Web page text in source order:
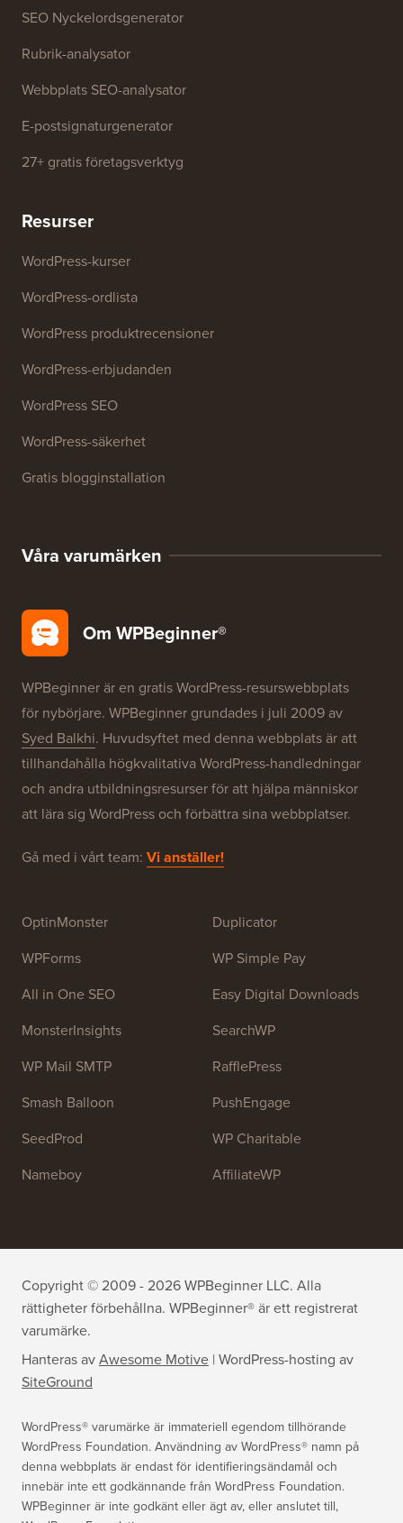
SEO Nyckelordsgenerator
Rubrik-analysator
Webbplats SEO-analysator
E-postsignaturgenerator
27+ gratis företagsverktyg
Resurser
WordPress-kurser
WordPress-ordlista
WordPress produktrecensioner
WordPress-erbjudanden
WordPress SEO
WordPress-säkerhet
Gratis blogginstallation
Våra varumärken
Om WPBeginner®
WPBeginner är en gratis WordPress-resurswebbplats
för nybörjare. WPBeginner grundades i juli 2009 av
Syed Balkhi. Huvudsyftet med denna webbplats är att
tillhandahålla högkvalitativa WordPress-handledningar
och andra utbildningsresurser för att hjälpa människor
att lära sig WordPress och förbättra sina webbplatser.
Gå med i vårt team: Vi anställer!
OptinMonster
WPForms
All in One SEO
MonsterInsights
WP Mail SMTP
Smash Balloon
SeedProd
Nameboy
Duplicator
WP Simple Pay
Easy Digital Downloads
SearchWP
RafflePress
PushEngage
WP Charitable
AffiliateWP
Copyright © 2009 - 2026 WPBeginner LLC. Alla
rättigheter förbehållna. WPBeginner® är ett registrerat
varumärke.
Hanteras avAwesome Motive | WordPress-hosting av
SiteGround
WordPress® varumärke är immateriell egendom tillhörande
WordPress Foundation. Användning av WordPress® namn på
denna webbplats är endast för identifieringsändamål och
innebär inte ett godkännande från WordPress Foundation.
WPBeginner är inte godkänt eller ägt av, eller anslutet till,